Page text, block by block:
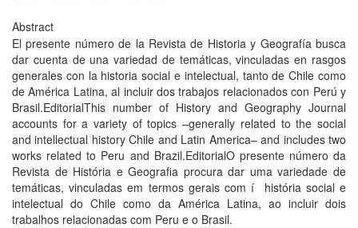
Abstract
El presente número de la Revista de Historia y Geografí­a busca
dar cuenta de una variedad de temáticas, vinculadas en rasgos
generales con la historia social e intelectual, tanto de Chile como
de América Latina, al incluir dos trabajos relacionados con Perú y
Brasil.EditorialThis number of History and Geography Journal
accounts for a variety of topics –generally related to the social
and intellectual history Chile and Latin America– and includes two
works related to Peru and Brazil.EditorialO presente número da
Revista de História e Geografia procura dar uma variedade de
temáticas, vinculadas em termos gerais com í história social e
intelectual do Chile como da América Latina, ao incluir dois
trabalhos relacionadas com Peru e o Brasil.